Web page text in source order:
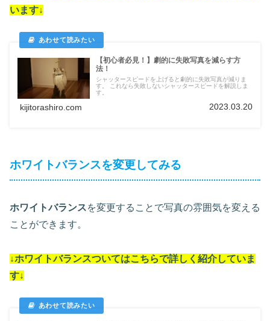
います↓
【初心者必見！】劇的に失敗写真を減らす方
法！
シャッタースピードを上げると劇的に失敗写真が減りま
す。 これなら失敗しないシャッタースピードを解説しま
す。
kijitorashiro.com 2023.03.20
ホワイトバランスを変更してみる
ホワイトバランスを変更することで写真の雰囲気を変える
ことができます。
↓ホワイトバランスついてはこちらで詳しく紹介していま
す↓